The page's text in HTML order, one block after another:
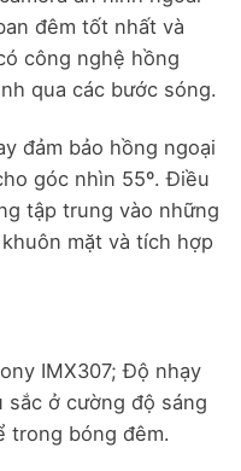
đêm tốt nhất và
công nghệ hồng
qua các bước sóng.
đảm bảo hồng ngoại
góc nhìn 55º. Điều
tập trung vào những
mặt và tích hợp
IMX307; Độ nhạy
sắc ở cường độ sáng
trong bóng đêm.